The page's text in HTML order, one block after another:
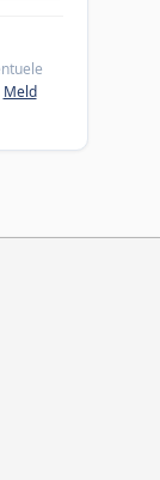
Meld